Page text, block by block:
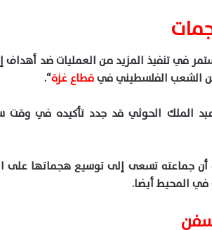
في تنفيذ المزيد من العمليات ضد أهداف
الشعب الفلسطيني فيقطاع غزة“.
عبد الملك الحوثي قد جدد تأكيده في وقت
جماعته تسعى إلى توسيع هجماتها على
في المحيط أيضا.